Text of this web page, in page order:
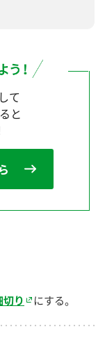
て
と
切り にする。